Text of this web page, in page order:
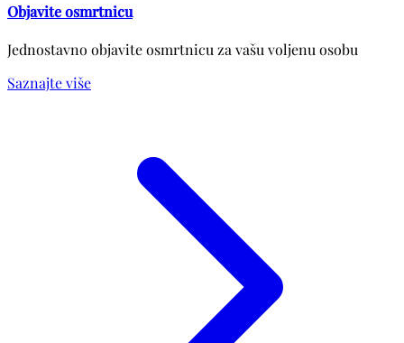
Objavite osmrtnicu
Jednostavno objavite osmrtnicu za vašu voljenu osobu
Saznajte više